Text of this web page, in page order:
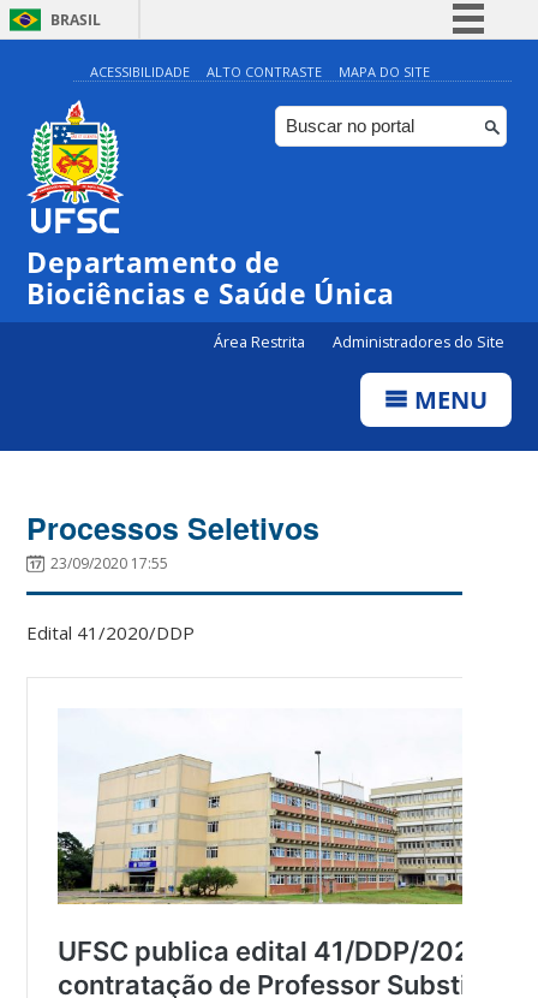
BRASIL
Simplifique!
Comunica BR
Participe
ACESSIBILIDADE ALTO CONTRASTE MAPA DO SITE
Departamento de
Biociências e Saúde Única
Área Restrita Administradores do Site
MENU
Processos Seletivos
23/09/2020 17:55
Edital 41/2020/DDP